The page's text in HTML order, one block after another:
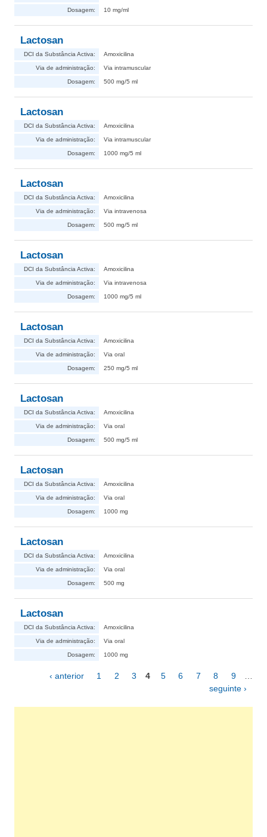
Dosagem: 10 mg/ml
Lactosan
DCI da Substância Activa: Amoxicilina
Via de administração: Via intramuscular
Dosagem: 500 mg/5 ml
Lactosan
DCI da Substância Activa: Amoxicilina
Via de administração: Via intramuscular
Dosagem: 1000 mg/5 ml
Lactosan
DCI da Substância Activa: Amoxicilina
Via de administração: Via intravenosa
Dosagem: 500 mg/5 ml
Lactosan
DCI da Substância Activa: Amoxicilina
Via de administração: Via intravenosa
Dosagem: 1000 mg/5 ml
Lactosan
DCI da Substância Activa: Amoxicilina
Via de administração: Via oral
Dosagem: 250 mg/5 ml
Lactosan
DCI da Substância Activa: Amoxicilina
Via de administração: Via oral
Dosagem: 500 mg/5 ml
Lactosan
DCI da Substância Activa: Amoxicilina
Via de administração: Via oral
Dosagem: 1000 mg
Lactosan
DCI da Substância Activa: Amoxicilina
Via de administração: Via oral
Dosagem: 500 mg
Lactosan
DCI da Substância Activa: Amoxicilina
Via de administração: Via oral
Dosagem: 1000 mg
Páginas‹ anterior 1 2 3 4 5 6 7 8 9
seguinte ›